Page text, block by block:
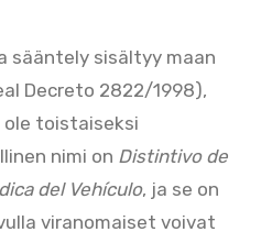
sääntely sisältyy maan
Decreto 2822/1998),
toistaiseksi
nimi on Distintivo de
del Vehículo, ja se on
viranomaiset voivat